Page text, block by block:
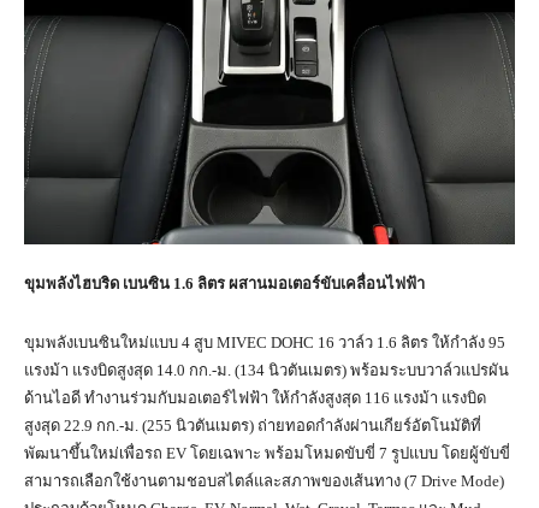
ขุมพลังไฮบริด เบนซิน 1.6 ลิตร ผสานมอเตอร์ขับเคลื่อนไฟฟ้า
ขุมพลังเบนซินใหม่แบบ 4 สูบ MIVEC DOHC 16 วาล์ว 1.6 ลิตร ให้กำลัง 95
แรงม้า แรงบิดสูงสุด 14.0 กก.-ม. (134 นิวตันเมตร) พร้อมระบบวาล์วแปรผัน
ด้านไอดี ทำงานร่วมกับมอเตอร์ไฟฟ้า ให้กำลังสูงสุด 116 แรงม้า แรงบิด
สูงสุด 22.9 กก.-ม. (255 นิวตันเมตร) ถ่ายทอดกำลังผ่านเกียร์อัตโนมัติที่
พัฒนาขึ้นใหม่เพื่อรถ EV โดยเฉพาะ พร้อมโหมดขับขี่ 7 รูปแบบ โดยผู้ขับขี่
สามารถเลือกใช้งานตามชอบสไตล์และสภาพของเส้นทาง (7 Drive Mode)